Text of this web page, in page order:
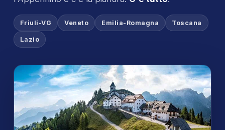
Friuli-VG Veneto Emilia-Romagna Toscana
Lazio